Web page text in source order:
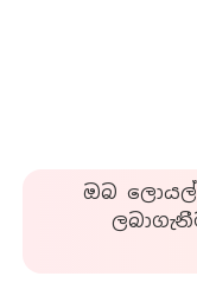
ඔබ